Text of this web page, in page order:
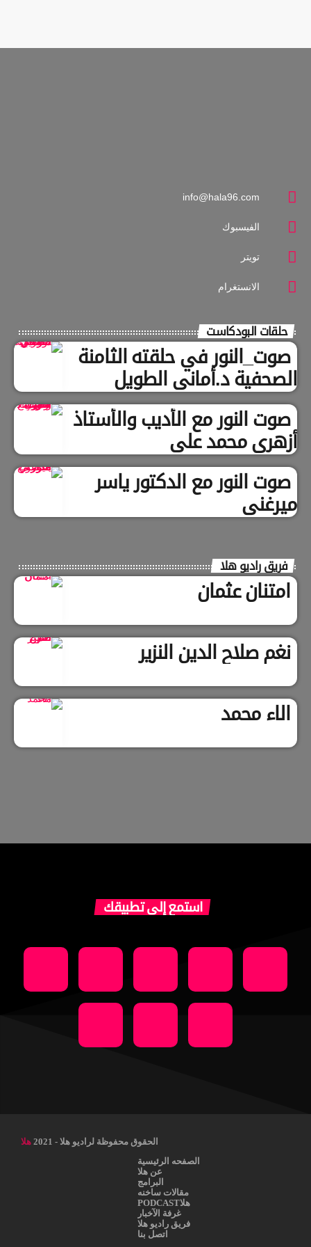
برنامج يهتم بالمرأة في المقام الأول ودورها الكبير في الأسرة
info@hala96.com
الفيسبوك
تويتر
الانستغرام
حلقات البودكاست
صوت_النور في حلقته الثامنة
الصحفية د.أماني الطويل
صوت النور مع الأديب والأستاذ
أزهري محمد علي
صوت النور مع الدكتور ياسر
ميرغني
فريق راديو هلا
امتنان عثمان
نغم صلاح الدين النزير
الاء محمد
استمع إلى تطبيقك
الحقوق محفوظة لراديو هلا - 2021
هلا
الصفحه الرئيسية
عن هلا
البرامج
مقالات ساخنه
هلاPODCAST
غرفة الآخبار
فريق راديو هلا
اتصل بنا